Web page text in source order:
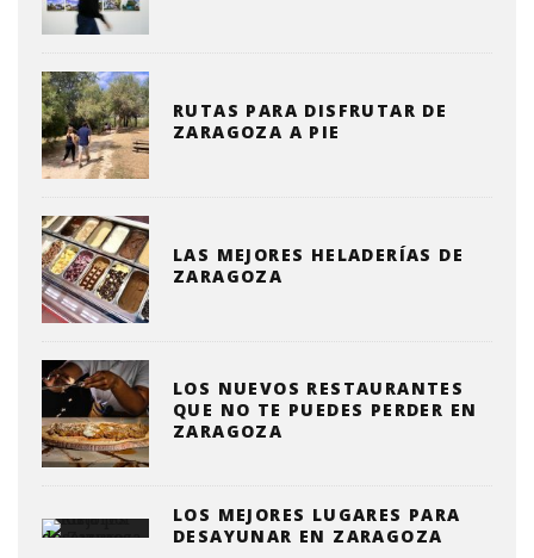
RUTAS PARA DISFRUTAR DE
ZARAGOZA A PIE
LAS MEJORES HELADERÍAS DE
ZARAGOZA
LOS NUEVOS RESTAURANTES
QUE NO TE PUEDES PERDER EN
ZARAGOZA
LOS MEJORES LUGARES PARA
DESAYUNAR EN ZARAGOZA